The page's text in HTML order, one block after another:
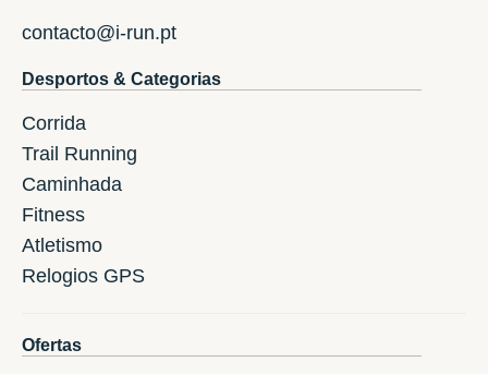
contacto@i-run.pt
Desportos & Categorias
Corrida
Trail Running
Caminhada
Fitness
Atletismo
Relogios GPS
Ofertas